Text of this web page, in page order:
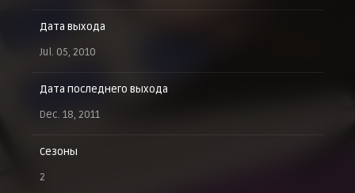
Дата выхода
Jul. 05, 2010
Дата последнего выхода
Dec. 18, 2011
Сезоны
2